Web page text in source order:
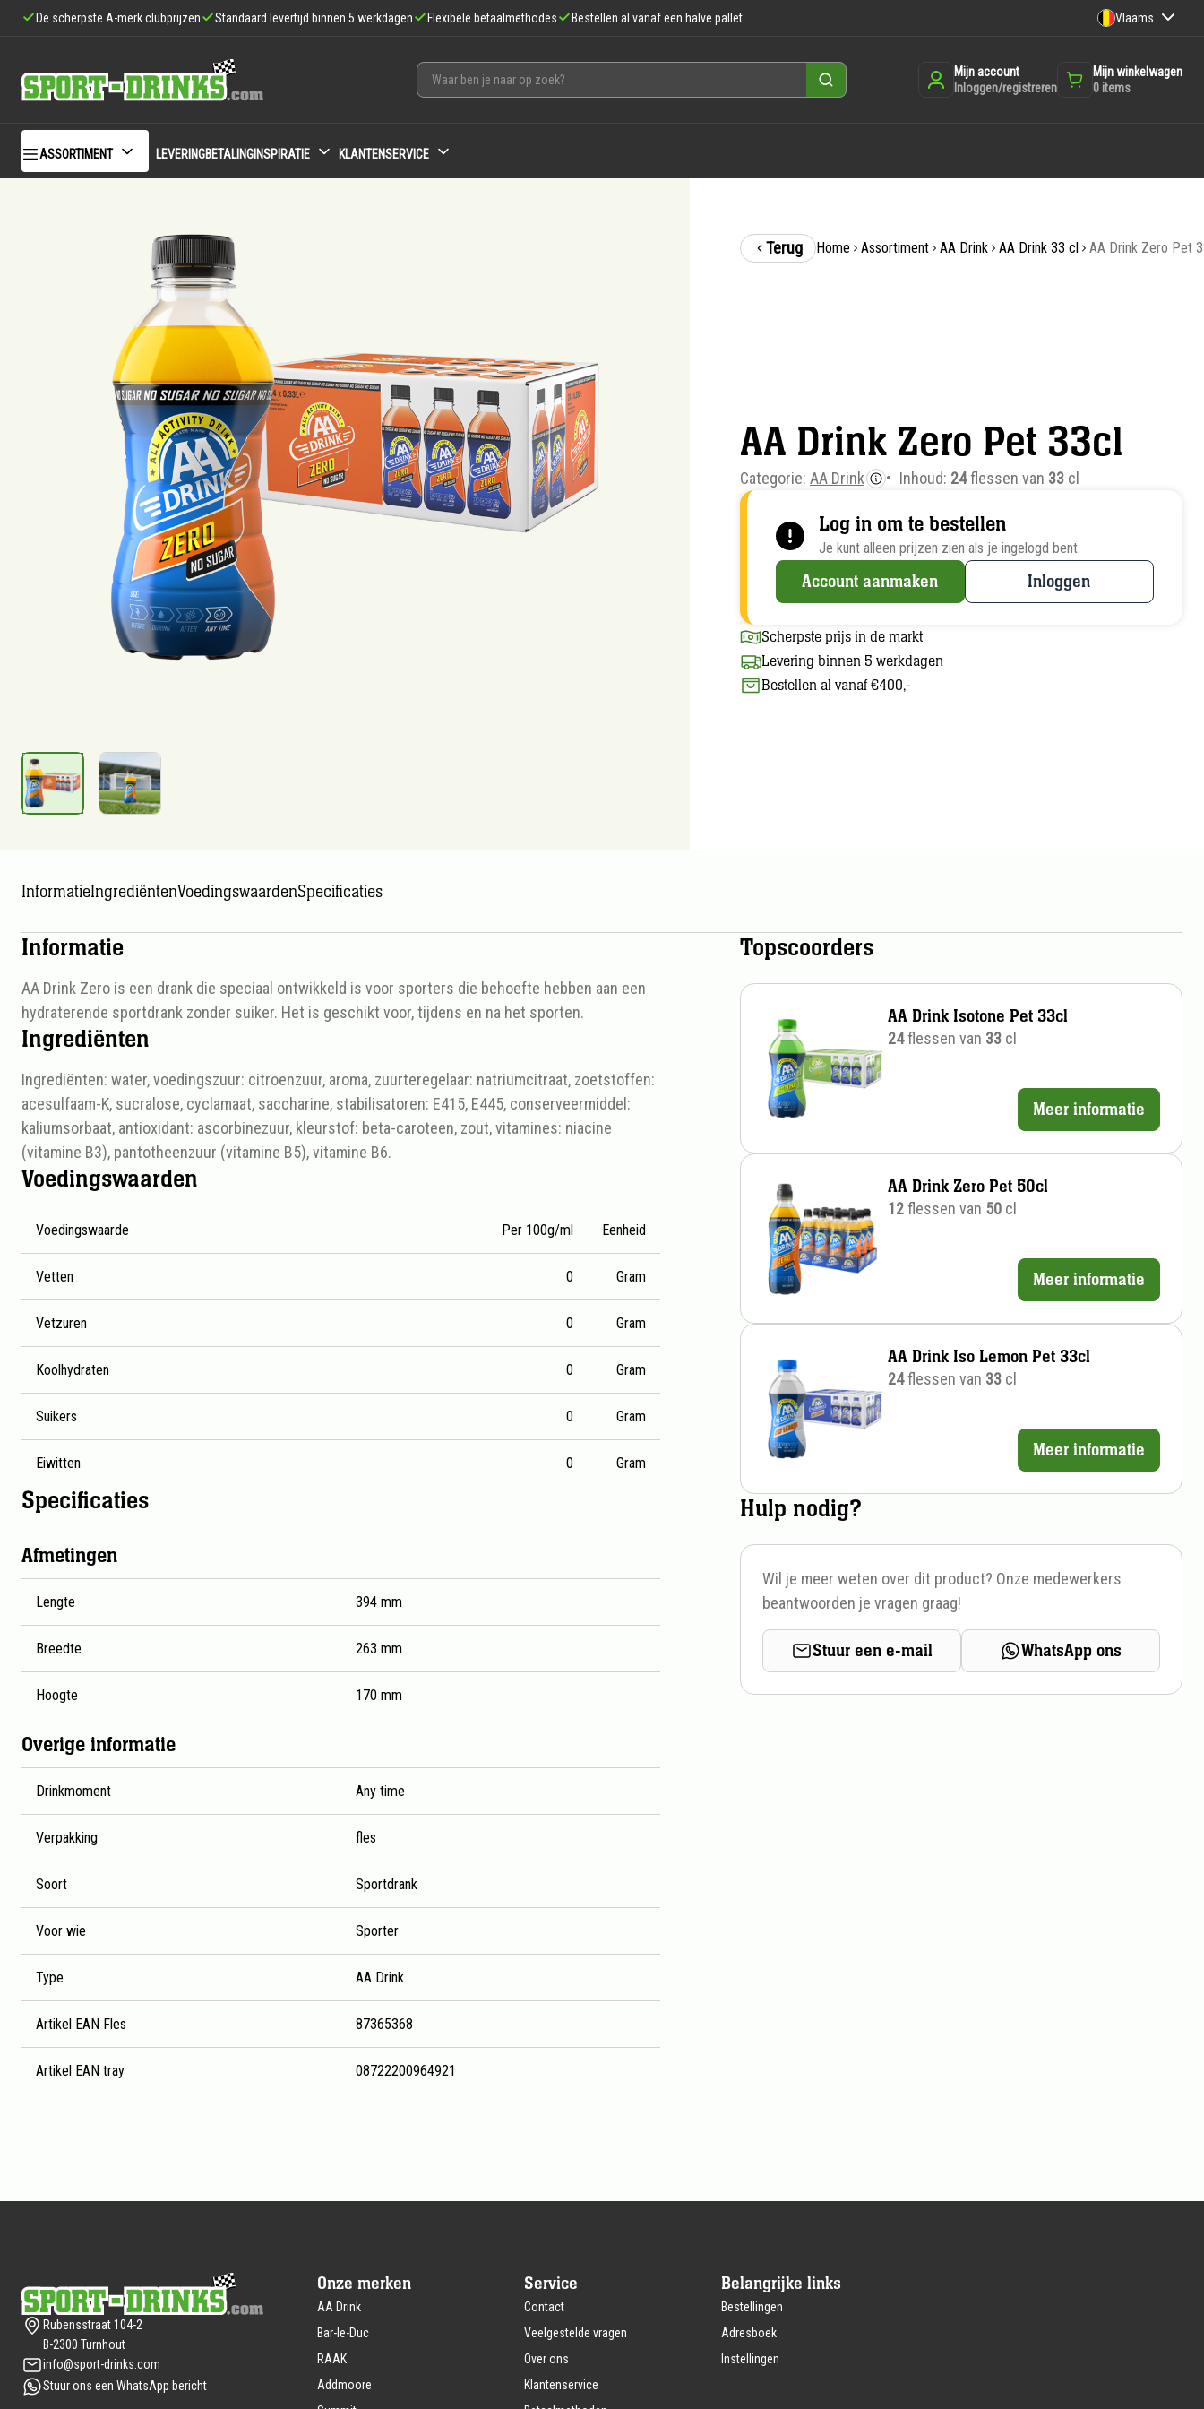
De scherpste A-merk clubprijzen Standaard levertijd binnen 5 werkdagen Flexibele betaalmethodes Bestellen al vanaf een halve pallet Vlaams
Zoeken
Mijn account
Inloggen/registreren
Mijn winkelwagen
0 items
ASSORTIMENT LEVERINGBETALING INSPIRATIE KLANTENSERVICE
Terug Home Assortiment AA Drink AA Drink 33 cl AA Drink Zero Pet
AA Drink Zero Pet 33cl
Categorie: AA Drink Inhoud: 24flessen van 33cl
Log in om te bestellen
Je kunt alleen prijzen zien als je ingelogd bent.
Account aanmaken Inloggen
Scherpste prijs in de markt
Levering binnen 5 werkdagen
Bestellen al vanaf €400,-
InformatieIngrediëntenVoedingswaardenSpecificaties
Informatie
AA Drink Zero is een drank die speciaal ontwikkeld is voor sporters die behoefte hebben aan een
hydraterende sportdrank zonder suiker. Het is geschikt voor, tijdens en na het sporten.
Ingrediënten
Ingrediënten: water, voedingszuur: citroenzuur, aroma, zuurteregelaar: natriumcitraat, zoetstoffen:
acesulfaam-K, sucralose, cyclamaat, saccharine, stabilisatoren: E415, E445, conserveermiddel:
kaliumsorbaat, antioxidant: ascorbinezuur, kleurstof: beta-caroteen, zout, vitamines: niacine
(vitamine B3), pantotheenzuur (vitamine B5), vitamine B6.
Voedingswaarden
Voedingswaarde Per 100g/ml Eenheid
Vetten 0 Gram
Vetzuren 0 Gram
Koolhydraten 0 Gram
Suikers 0 Gram
Eiwitten 0 Gram
Specificaties
Afmetingen
Lengte 394 mm
Breedte 263 mm
Hoogte 170 mm
Overige informatie
Drinkmoment Any time
Verpakking fles
Soort Sportdrank
Voor wie Sporter
Type AA Drink
Artikel EAN Fles 87365368
Artikel EAN tray 08722200964921
Topscoorders
AA Drink Isotone Pet 33cl
24flessen van 33cl
Meer informatie
AA Drink Zero Pet 50cl
12flessen van 50cl
Meer informatie
AA Drink Iso Lemon Pet 33cl
24flessen van 33cl
Meer informatie
Hulp nodig?
Wil je meer weten over dit product? Onze medewerkers
beantwoorden je vragen graag!
Stuur een e-mail WhatsApp ons
Rubensstraat 104-2
B-2300 Turnhout
info@sport-drinks.com
Stuur ons een WhatsApp bericht
Onze merken
AA Drink
Bar-le-Duc
RAAK
Addmoore
Service
Contact
Veelgestelde vragen
Over ons
Klantenservice
Belangrijke links
Bestellingen
Adresboek
Instellingen